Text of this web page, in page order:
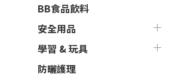
BB食品飲料
安全用品
學習 & 玩具
防曬護理